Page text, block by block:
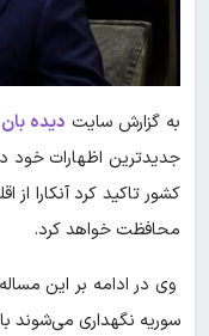
به گزارش سایت دیده بان
جدیدترین اظهارات
کشور تاکید کرد آنکارا
محافظت خواهد کرد.
وی در ادامه بر این
سوریه نگهداری می‌شوند